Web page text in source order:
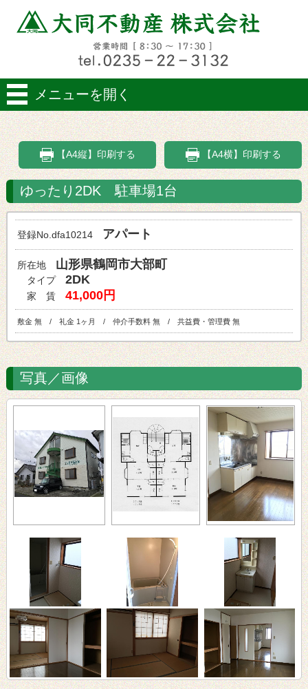
メニューを開く
【A4横】印刷する
【A4縦】印刷する
ゆったり2DK 駐車場1台
登録No.dfa10214 アパート
所在地 山形県鶴岡市大部町
タイプ 2DK
家 賃 41,000円
敷金 無 / 礼金 1ヶ月 / 仲介手数料 無 / 共益費・管理費 無
写真／画像